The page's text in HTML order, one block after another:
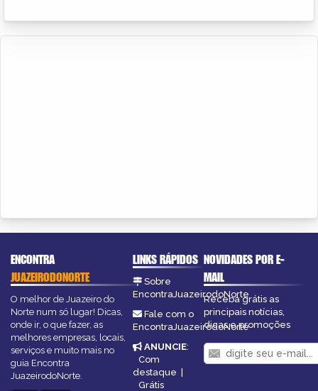
ENCONTRA
JUAZEIRODONORTE
O melhor de Juazeiro do
Norte num só lugar! Dicas,
onde ir, o que fazer, as
melhores empresas, locais,
serviços e muito mais no
guia Encontra
JuazeirodoNorte.
LINKS RÁPIDOS
Sobre
EncontraJuazeirodoNorte
Fale com o
EncontraJuazeirodoNorte
ANUNCIE:
Com
destaque |
Grátis
NOVIDADES POR E-
MAIL
Receba grátis as
principais notícias,
dicas e promoções